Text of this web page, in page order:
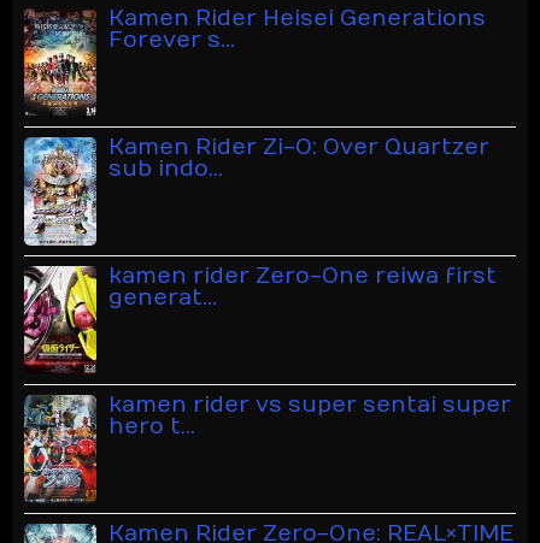
Kamen Rider Heisei Generations
Forever s…
Kamen Rider Zi-O: Over Quartzer
sub indo…
kamen rider Zero-One reiwa first
generat…
kamen rider vs super sentai super
hero t…
Kamen Rider Zero-One: REAL×TIME